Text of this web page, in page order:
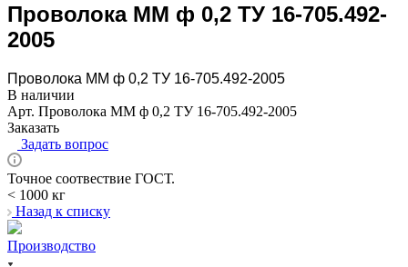
Проволока ММ ф 0,2 ТУ 16-705.492-
2005
Проволока ММ ф 0,2 ТУ 16-705.492-2005
В наличии
Арт. Проволока ММ ф 0,2 ТУ 16-705.492-2005
Заказать
Задать вопрос
Точное соотвествие ГОСТ.
< 1000 кг
Назад к списку
Производство